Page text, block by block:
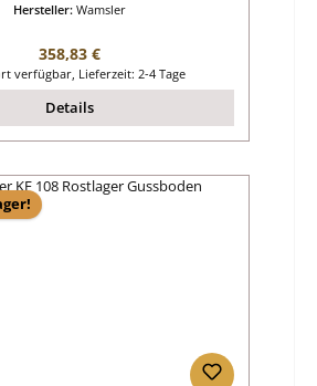
Hersteller: Wamsler
Regulärer Preis:
358,83 €
verfügbar, Lieferzeit: 2-4 Tage
Details